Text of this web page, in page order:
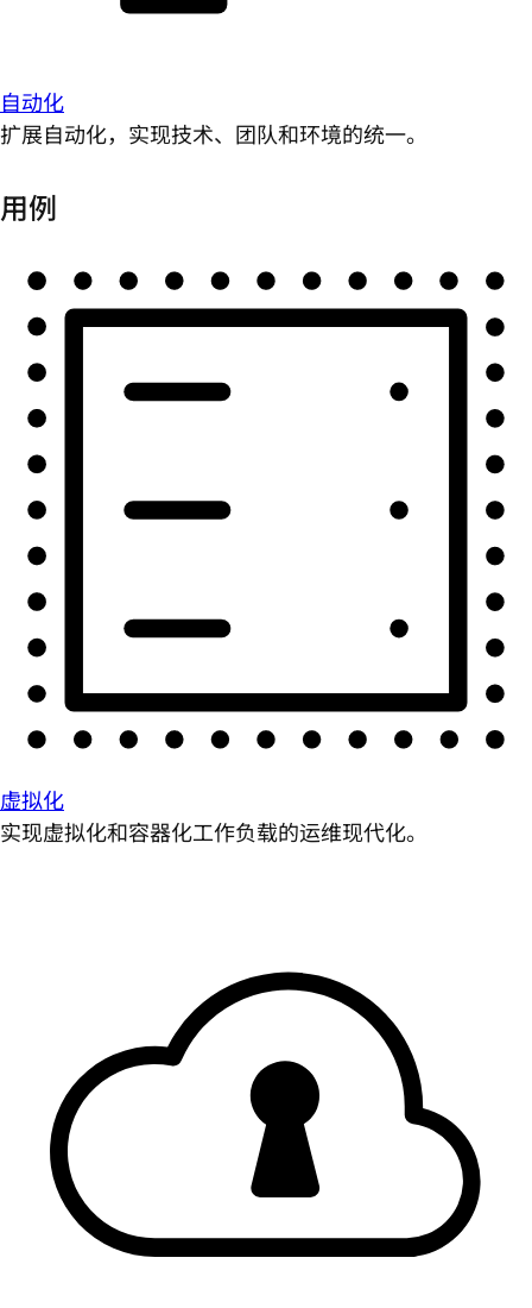
自动化
扩展自动化，实现技术、团队和环境的统一。
用例
虚拟化
实现虚拟化和容器化工作负载的运维现代化。